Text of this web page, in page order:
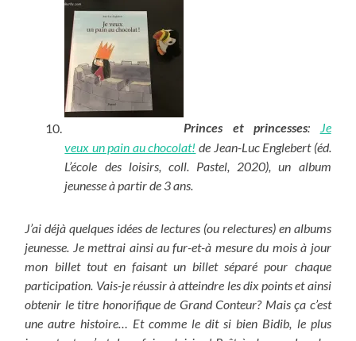
Princes et princesses: Je
veux un pain au chocolat! de Jean-Luc Englebert (éd.
L’école des loisirs, coll. Pastel, 2020), un album
jeunesse à partir de 3 ans.
J’ai déjà quelques idées de lectures (ou relectures) en albums
jeunesse. Je mettrai ainsi au fur-et-à mesure du mois à jour
mon billet tout en faisant un billet séparé pour chaque
participation. Vais-je réussir à atteindre les dix points et ainsi
obtenir le titre honorifique de Grand Conteur? Mais ça c’est
une autre histoire… Et comme le dit si bien Bidib, le plus